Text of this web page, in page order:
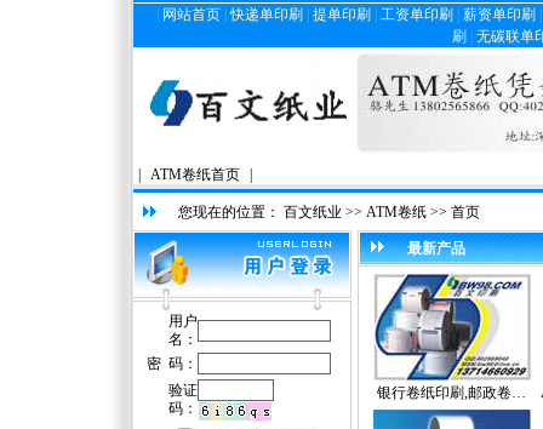
网站首页 |快递单印刷 提单印刷 工资单印刷 薪资单印刷
刷
无碳联单
ATM卷纸首页
您现在的位置： 百文纸业 >> ATM卷纸 >> 首页
最新产品
银行卷纸印刷,邮政卷…